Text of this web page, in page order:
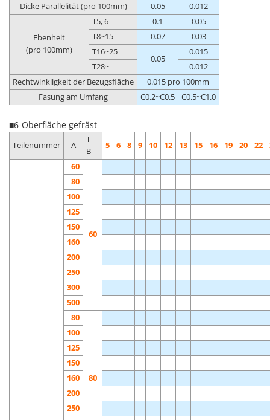
Dicke Parallelität (pro 100mm)
0.05 0.012
Ebenheit
(pro 100mm)
T5, 6 0.1
0.05
T8~15
0.07
0.03
T16~25
0.05
0.015
T28~
0.012
Rechtwinkligkeit der Bezugsfläche
0.015 pro 100mm
Fasung am Umfang
C0.2~C0.5 C0.5~C1.0
■6-Oberfläche gefräst
Teilenummer A
T
B
5 6 8 9 10 12 13 15 16 19 20 22
60
60
80
100
125
150
160
200
250
300
500
80
80
100
125
150
160
200
250